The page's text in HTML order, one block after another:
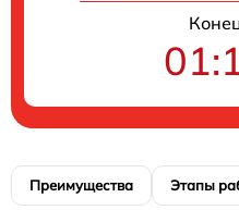
Преимущества Этапы